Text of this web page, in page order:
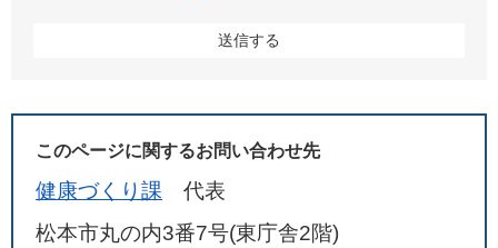
このページに関するお問い合わせ先
健康づくり課
代表
松本市丸の内3番7号(東庁舎2階)